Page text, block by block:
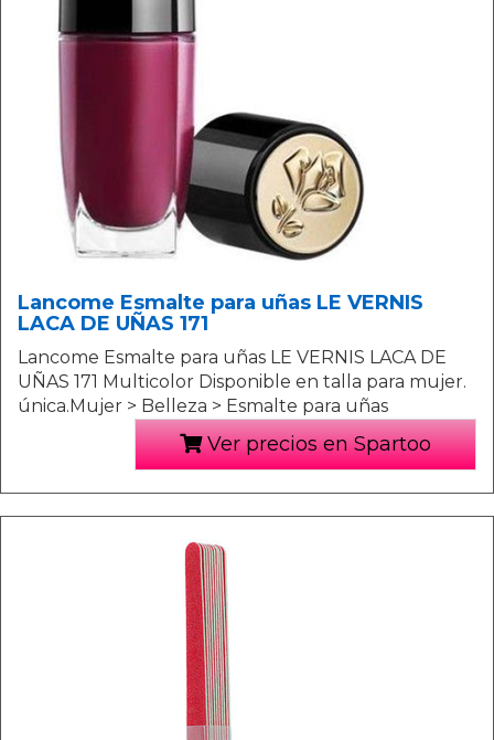
Lancome Esmalte para uñas LE VERNIS
LACA DE UÑAS 171
Lancome Esmalte para uñas LE VERNIS LACA DE
UÑAS 171 Multicolor Disponible en talla para mujer.
única.Mujer > Belleza > Esmalte para uñas
Ver precios en Spartoo